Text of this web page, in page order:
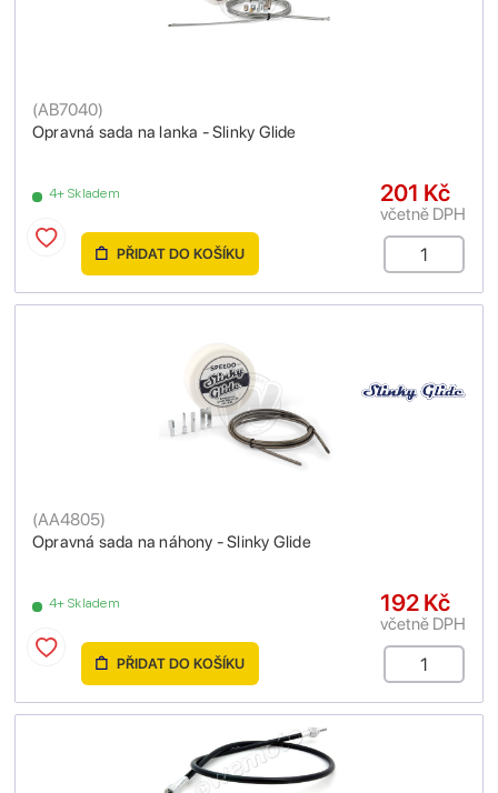
Opravná sada na lanka - Slinky Glide
(AB7040)
4+ Skladem 201 Kč
včetně DPH
PŘIDAT DO KOŠÍKU
Opravná sada na náhony - Slinky Glide
(AA4805)
4+ Skladem 192 Kč
včetně DPH
PŘIDAT DO KOŠÍKU